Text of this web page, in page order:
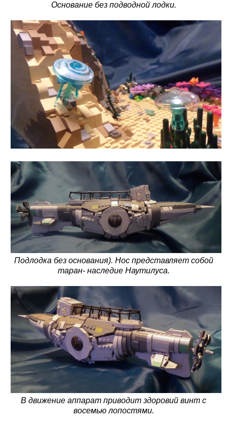
Основание без подводной лодки.
Подлодка без основания). Нос представляет собой
таран- наследие Наутилуса.
В движение аппарат приводит здоровий винт с
восемью лопостями.